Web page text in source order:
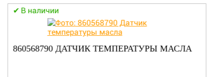
В наличии
860568790 ДАТЧИК ТЕМПЕРАТУРЫ МАСЛА